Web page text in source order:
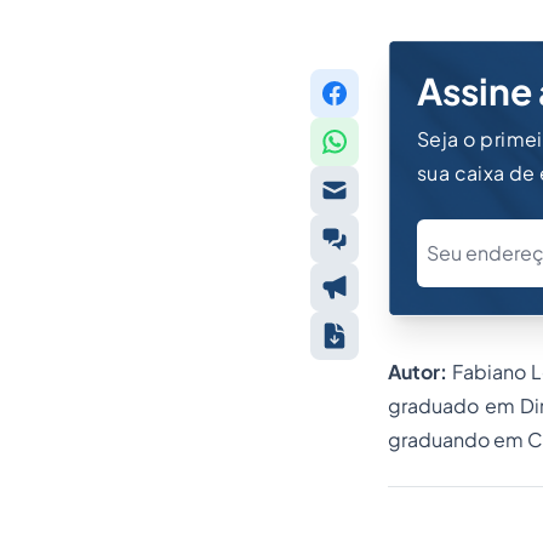
Seja o
sua caixa
Autor: Fabiano
graduado em
graduando em